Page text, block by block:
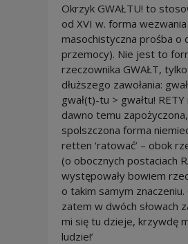
Okrzyk GWAŁTU! to
od XVI w. forma
masochistyczna prośba o
przemocy). Nie jest to
rzeczownika GWAŁT,
dłuższego zawołania:
gwał(t)-tu > gwałtu!
dawno temu
spolszczona forma
retten ‘ratować’ – obok
(o obocznych postaciach
występowały bowiem
o takim samym znaczeniu.
zatem w dwóch słowach
mi się tu dzieje, krzywdę
ludzie!’